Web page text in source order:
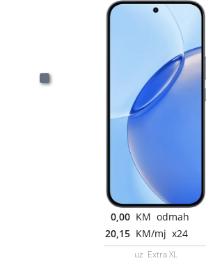
0,00 KM odmah
20,15 KM/mj x24
uz Extra XL